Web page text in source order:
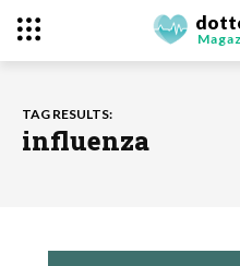
TAG RESULTS:
influenza